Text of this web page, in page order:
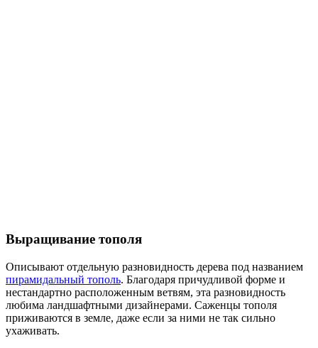
Выращивание тополя
Описывают отдельную разновидность дерева под названием
пирамидальный тополь. Благодаря причудливой форме и
нестандартно расположенным ветвям, эта разновидность
любима ландшафтными дизайнерами. Саженцы тополя
приживаются в земле, даже если за ними не так сильно
ухаживать.